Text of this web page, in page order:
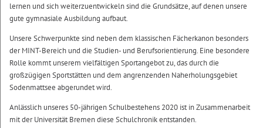
lernen und sich weiterzuentwickeln sind die Grundsätze, auf denen unsere
gute gymnasiale Ausbildung aufbaut.
Unsere Schwerpunkte sind neben dem klassischen Fächerkanon besonders
der MINT-Bereich und die Studien- und Berufsorientierung. Eine besondere
Rolle kommt unserem vielfältigen Sportangebot zu, das durch die
großzügigen Sportstätten und dem angrenzenden Naherholungsgebiet
Sodenmattsee abgerundet wird.
Anlässlich unseres 50-jährigen Schulbestehens 2020 ist in Zusammenarbeit
mit der Universität Bremen diese Schulchronik entstanden.